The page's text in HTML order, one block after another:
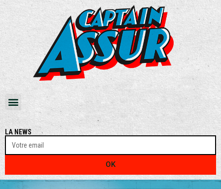
LA NEWS
OK